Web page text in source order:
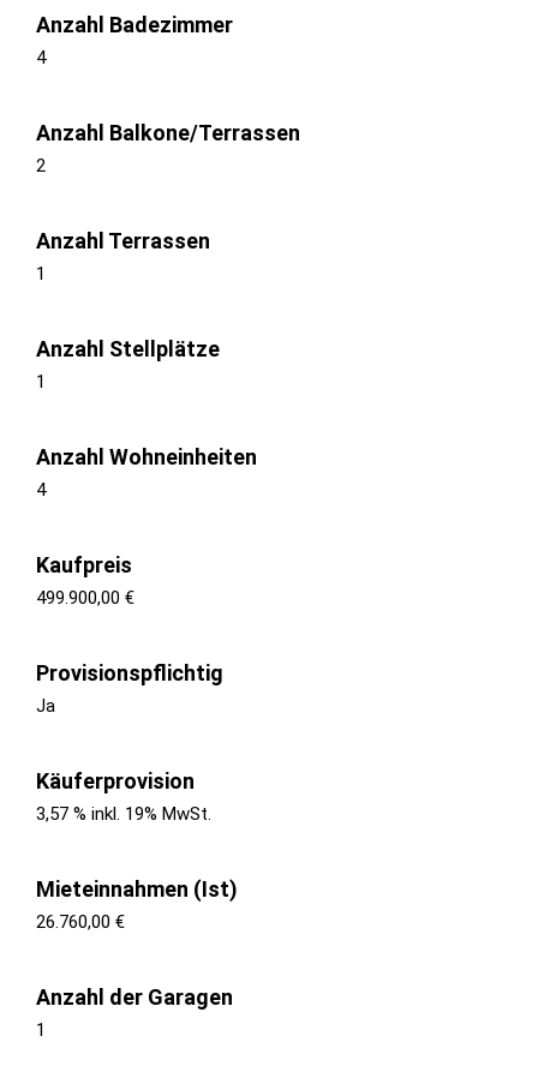
Anzahl Badezimmer
4
Anzahl Balkone/Terrassen
2
Anzahl Terrassen
1
Anzahl Stellplätze
1
Anzahl Wohneinheiten
4
Kaufpreis
499.900,00 €
Provisionspflichtig
Ja
Käuferprovision
3,57 % inkl. 19% MwSt.
Mieteinnahmen (Ist)
26.760,00 €
Anzahl der Garagen
1